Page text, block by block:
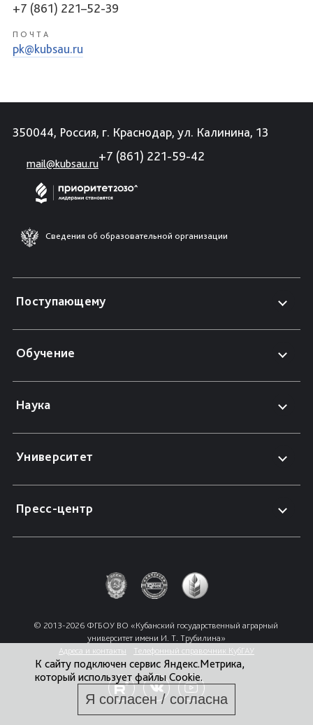
+7 (861) 221–52-39
ПОЧТА
pk@kubsau.ru
350044, Россия, г. Краснодар, ул. Калинина, 13
mail@kubsau.ru
+7 (861) 221-59-42
Сведения об образовательной организации
Поступающему
Обучение
Наука
Университет
Пресс-центр
© 2013-2026 ФГБОУ ВО «Кубанский государственный аграрный
университет имени И. Т. Трубилина»
Адреса и контакты
Телефонный справочник КубГАУ
К сайту подключен сервис Яндекс.Метрика,
который использует файлы Cookie.
Я согласен / согласна